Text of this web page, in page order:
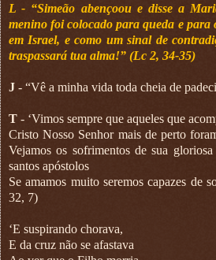
L - “Simeão abençoou e disse a
menino foi colocado para queda e para
em Israel, e como um sinal de
traspassará tua alma!” (Lc 2, 34-35)
J - “Vê a minha vida toda cheia de
T - ‘Vimos sempre que aqueles que
Cristo Nosso Senhor mais de perto
Vejamos os sofrimentos de sua
santos apóstolos
Se amamos muito seremos capazes de
32, 7)
‘E suspirando chorava,
E da cruz não se afastava